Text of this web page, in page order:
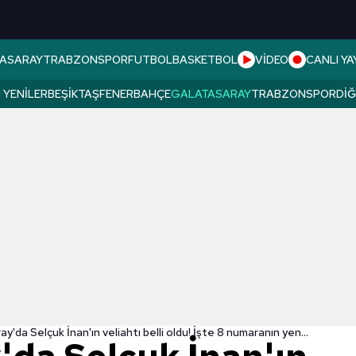
TRABZONSPORFUTBOLBASKETBOL VİDEO CANLI
YENILERBEŞIKTAŞFENERBAHÇEGALATASARAYTRABZONSPOR
Galatasaray'da Selçuk İnan'ın veliahtı belli oldu! İşte 8 numaranın yeni sahibi...